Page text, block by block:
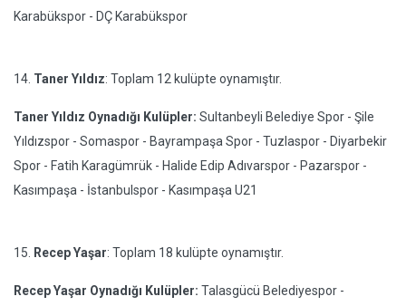
Karabükspor - DÇ Karabükspor
14. Taner Yıldız: Toplam 12 kulüpte oynamıştır.
Taner Yıldız Oynadığı Kulüpler: Sultanbeyli Belediye Spor - Şile
Yıldızspor - Somaspor - Bayrampaşa Spor - Tuzlaspor - Diyarbekir
Spor - Fatih Karagümrük - Halide Edip Adıvarspor - Pazarspor -
Kasımpaşa - İstanbulspor - Kasımpaşa U21
15. Recep Yaşar: Toplam 18 kulüpte oynamıştır.
Recep Yaşar Oynadığı Kulüpler: Talasgücü Belediyespor -